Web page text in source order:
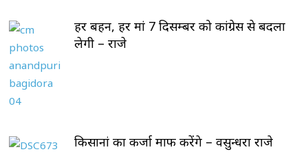
हर बहन, हर मां 7 दिसम्बर को कांग्रेस से बदला
लेगी – राजे
किसानां का कर्जा माफ करेंगे – वसुन्धरा राजे